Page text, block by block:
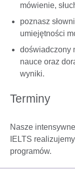
mówienie,
poznasz
umiejętności
doświadczony
nauce oraz
wyniki.
Terminy
Nasze
IELTS
programów.